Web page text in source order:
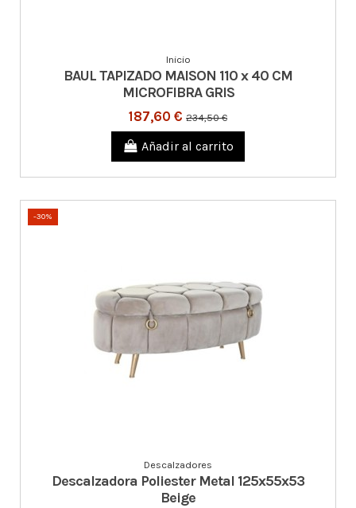
Inicio
BAUL TAPIZADO MAISON 110 x 40 CM
MICROFIBRA GRIS
187,60 € 234,50 €
Añadir al carrito
-30%
Descalzadores
Descalzadora Poliester Metal 125x55x53
Beige